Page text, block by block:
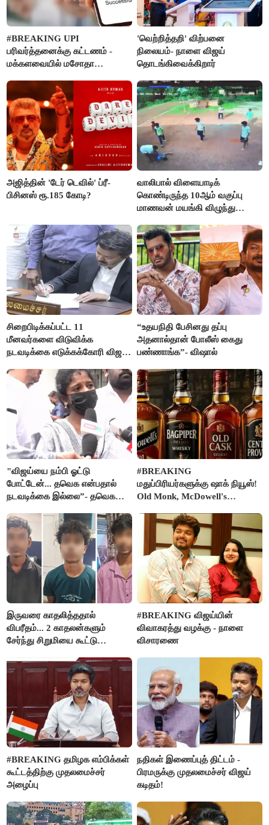
#BREAKING UPI
பரிவர்த்தனைக்கு கட்டணம் -
மக்களவையில் மசோதா
'வெற்றித்தறி' விற்பனை
நிலையம்- நாளை விஜய்
தொடங்கிவைக்கிறார்
அஜித்தின் 'டேர் டெவில்' ப்ரீ-
பிசினஸ் ரூ.185 கோடி?
வாலிபால் விளையாடிக்
கொண்டிருந்த 10ஆம் வகுப்பு
மாணவன் மயங்கி விழுந்து
சிறைபிடிக்கப்பட்ட 11
மீனவர்களை விடுவிக்க
நடவடிக்கை எடுக்கக்கோரி விஜய்
“உதயநிதி பேசினது தப்பு
அதனால்தான் போலீஸ் கைது
பண்ணாங்க”- விஷால்
"விஜய்யை நம்பி ஓட்டு
போட்டேன்... தவெக என்பதால்
நடவடிக்கை இல்லை”- தவெக
கதறல்
#BREAKING
மதுப்பிரியர்களுக்கு ஷாக் நியூஸ்!
Old Monk, McDowell's
FSSAI தடை
இருவரை காதலித்ததால்
விபரீதம்... 2 காதலன்களும்
சேர்ந்து சிறுமியை கூட்டு
செய்த கொடூரம்
#BREAKING விஜய்யின்
விவாகரத்து வழக்கு - நாளை
விசாரணை
#BREAKING தமிழக எம்பிக்கள்
கூட்டத்திற்கு முதலமைச்சர்
அழைப்பு
நதிகள் இணைப்புத் திட்டம் -
பிரமருக்கு முதலமைச்சர் விஜய்
கடிதம்!